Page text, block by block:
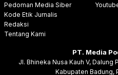
Pedoman Media Siber
Kode Etik Jurnalis
Redaksi
Tentang Kami
PT. Media
Jl. Bhineka Nusa Kauh V, Dalung
Kabupaten Badung,